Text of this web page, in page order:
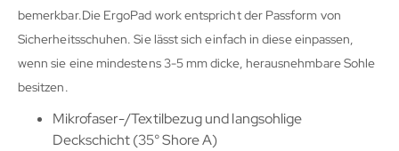
bemerkbar.Die ErgoPad work entspricht der Passform von
Sicherheitsschuhen. Sie lässt sich einfach in diese einpassen,
wenn sie eine mindestens 3-5 mm dicke, herausnehmbare Sohle
besitzen.
Mikrofaser-/Textilbezug und langsohlige
Deckschicht (35° Shore A)